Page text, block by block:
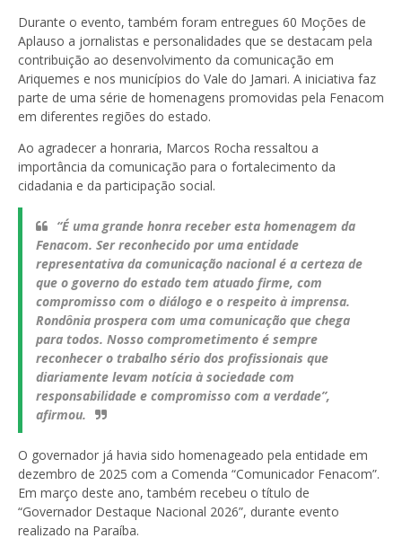
Durante o evento, também foram entregues 60 Moções de
Aplauso a jornalistas e personalidades que se destacam pela
contribuição ao desenvolvimento da comunicação em
Ariquemes e nos municípios do Vale do Jamari. A iniciativa faz
parte de uma série de homenagens promovidas pela Fenacom
em diferentes regiões do estado.
Ao agradecer a honraria, Marcos Rocha ressaltou a
importância da comunicação para o fortalecimento da
cidadania e da participação social.
“É uma grande honra receber esta homenagem da
Fenacom. Ser reconhecido por uma entidade
representativa da comunicação nacional é a certeza de
que o governo do estado tem atuado firme, com
compromisso com o diálogo e o respeito à imprensa.
Rondônia prospera com uma comunicação que chega
para todos. Nosso comprometimento é sempre
reconhecer o trabalho sério dos profissionais que
diariamente levam notícia à sociedade com
responsabilidade e compromisso com a verdade”,
afirmou.
O governador já havia sido homenageado pela entidade em
dezembro de 2025 com a Comenda “Comunicador Fenacom”.
Em março deste ano, também recebeu o título de
“Governador Destaque Nacional 2026”, durante evento
realizado na Paraíba.